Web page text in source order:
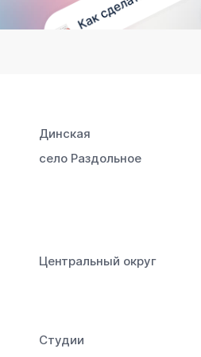
Динская
село Раздольное
Центральный округ
Студии